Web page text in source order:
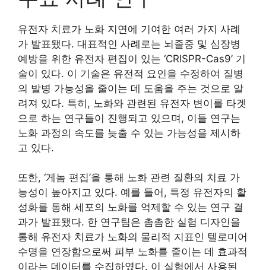
유전자 치료가 노화 지연에 기여한 여러 가지 사례
가 발표됐다. 대표적인 사례로는 뇌졸중 및 심장병
예방을 위한 유전자 편집이 있는 ‘CRISPR-Cas9’ 기
술이 있다. 이 기술은 유전적 요인을 수정하여 질병
의 발병 가능성을 줄이는 데 도움을 주는 것으로 알
려져 있다. 특히, 노화와 관련된 유전자 변이를 타겟
으로 하는 연구들이 진행되고 있으며, 이들 연구는
노화 과정의 속도를 늦출 수 있는 가능성을 제시하
고 있다.
또한, ‘게놈 편집’을 통해 노화 관련 질환의 치료 가
능성이 높아지고 있다. 예를 들어, 특정 유전자의 활
성화를 통해 세포의 노화를 억제할 수 있는 연구 결
과가 발표됐다. 한 연구팀은 촘촘한 실험 디자인을
통해 유전자 치료가 노화의 물리적 지표인 텔로미어
수명을 연장함으로써 피부 노화를 줄이는 데 효과적
이라는 데이터를 수집하였다. 이 실험에서 사용된